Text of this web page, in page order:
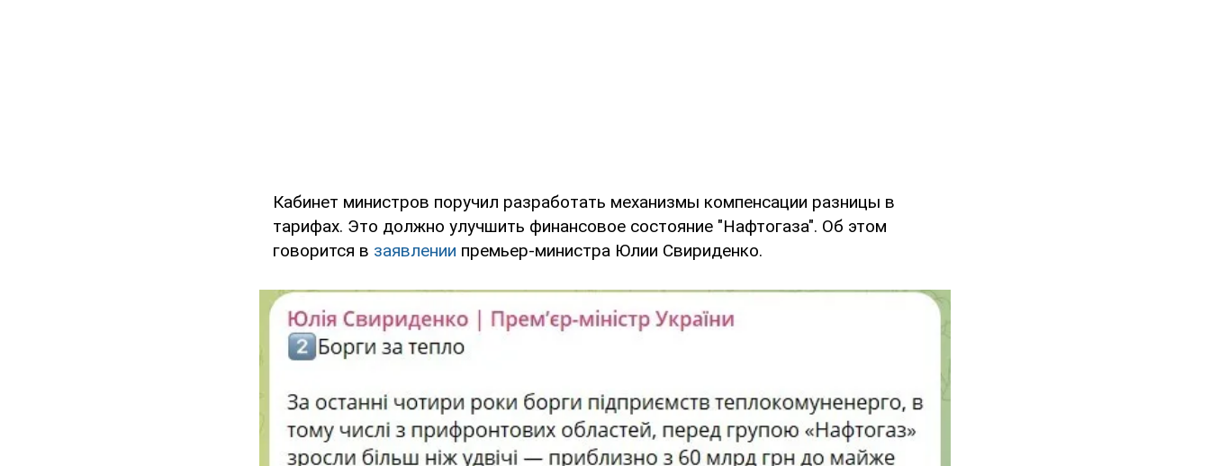
Кабинет министров поручил разработать механизмы компенсации разницы в
тарифах. Это должно улучшить финансовое состояние "Нафтогаза". Об этом
говорится в заявлении премьер-министра Юлии Свириденко.